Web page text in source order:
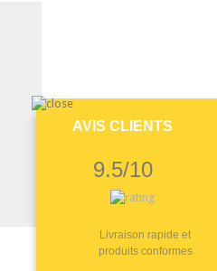
AVIS CLIENTS
9.5/10
Livraison rapide et
produits conformes